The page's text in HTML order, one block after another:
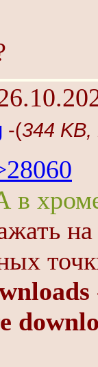
-(344 KB,
в